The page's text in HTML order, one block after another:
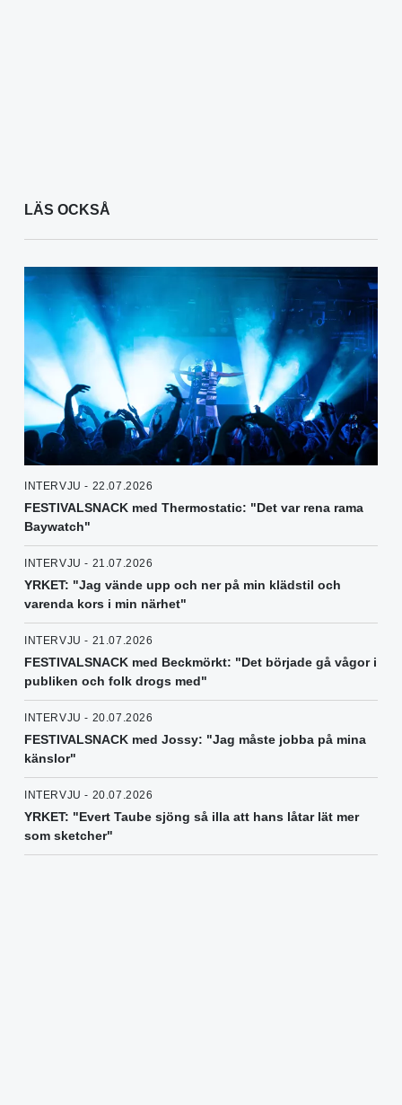
LÄS OCKSÅ
INTERVJU - 22.07.2026
FESTIVALSNACK med Thermostatic: "Det var rena rama
Baywatch"
INTERVJU - 21.07.2026
YRKET: "Jag vände upp och ner på min klädstil och
varenda kors i min närhet"
INTERVJU - 21.07.2026
FESTIVALSNACK med Beckmörkt: "Det började gå vågor i
publiken och folk drogs med"
INTERVJU - 20.07.2026
FESTIVALSNACK med Jossy: "Jag måste jobba på mina
känslor"
INTERVJU - 20.07.2026
YRKET: "Evert Taube sjöng så illa att hans låtar lät mer
som sketcher"